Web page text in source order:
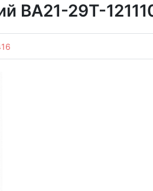
ВА21-29Т-